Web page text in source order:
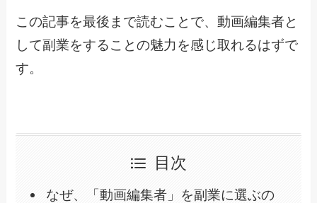
この記事を最後まで読むことで、動画編集者と
して副業をすることの魅力を感じ取れるはずで
す。
目次
なぜ、「動画編集者」を副業に選ぶの